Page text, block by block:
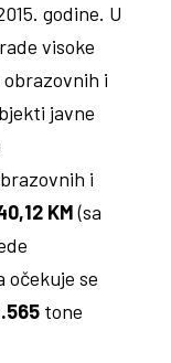
godine. U
visoke
i
javne
i
KM(sa
očekuje se
tone